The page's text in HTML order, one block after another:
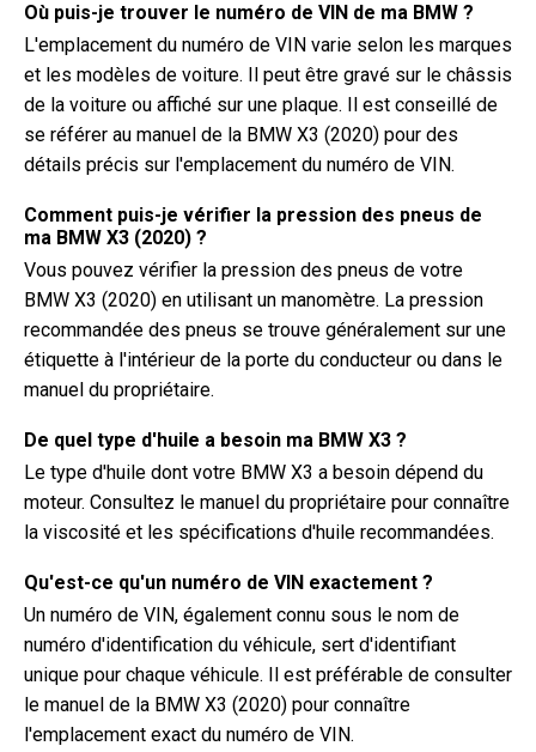
Où puis-je trouver le numéro de VIN de ma BMW ?
L'emplacement du numéro de VIN varie selon les marques
et les modèles de voiture. Il peut être gravé sur le châssis
de la voiture ou affiché sur une plaque. Il est conseillé de
se référer au manuel de la BMW X3 (2020) pour des
détails précis sur l'emplacement du numéro de VIN.
Comment puis-je vérifier la pression des pneus de
ma BMW X3 (2020) ?
Vous pouvez vérifier la pression des pneus de votre
BMW X3 (2020) en utilisant un manomètre. La pression
recommandée des pneus se trouve généralement sur une
étiquette à l'intérieur de la porte du conducteur ou dans le
manuel du propriétaire.
De quel type d'huile a besoin ma BMW X3 ?
Le type d'huile dont votre BMW X3 a besoin dépend du
moteur. Consultez le manuel du propriétaire pour connaître
la viscosité et les spécifications d'huile recommandées.
Qu'est-ce qu'un numéro de VIN exactement ?
Un numéro de VIN, également connu sous le nom de
numéro d'identification du véhicule, sert d'identifiant
unique pour chaque véhicule. Il est préférable de consulter
le manuel de la BMW X3 (2020) pour connaître
l'emplacement exact du numéro de VIN.